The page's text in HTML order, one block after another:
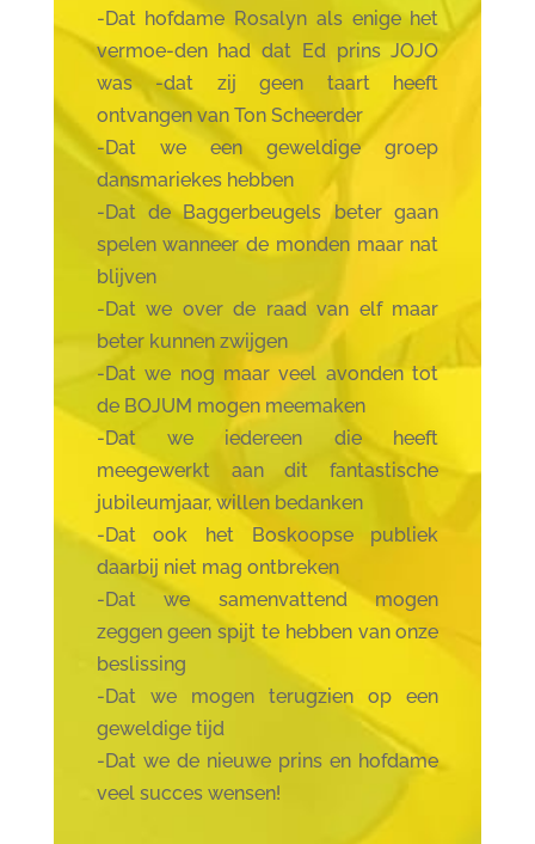
-Dat hofdame Rosalyn als enige het
vermoe-den had dat Ed prins JOJO
was -dat zij geen taart heeft
ontvangen van Ton Scheerder
-Dat we een geweldige groep
dansmariekes hebben
-Dat de Baggerbeugels beter gaan
spelen wanneer de monden maar nat
blijven
-Dat we over de raad van elf maar
beter kunnen zwijgen
-Dat we nog maar veel avonden tot
de BOJUM mogen meemaken
-Dat we iedereen die heeft
meegewerkt aan dit fantastische
jubileumjaar, willen bedanken
-Dat ook het Boskoopse publiek
daarbij niet mag ontbreken
-Dat we samenvattend mogen
zeggen geen spijt te hebben van onze
beslissing
-Dat we mogen terugzien op een
geweldige tijd
-Dat we de nieuwe prins en hofdame
veel succes wensen!